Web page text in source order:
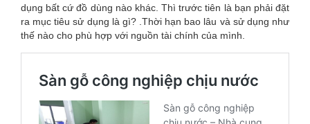
dụng bất cứ đồ dùng nào khác. Thì trước tiên là bạn phải đặt
ra mục tiêu sử dụng là gì? .Thời hạn bao lâu và sử dụng như
thế nào cho phù hợp với nguồn tài chính của mình.